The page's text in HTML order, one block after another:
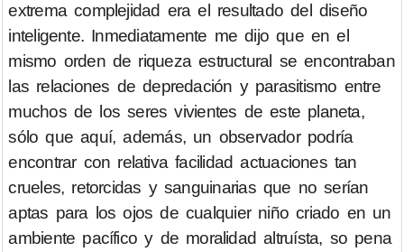
extrema complejidad era el resultado del diseño
inteligente. Inmediatamente me dijo que en el
mismo orden de riqueza estructural se encontraban
las relaciones de depredación y parasitismo entre
muchos de los seres vivientes de este planeta,
sólo que aquí, además, un observador podría
encontrar con relativa facilidad actuaciones tan
crueles, retorcidas y sanguinarias que no serían
aptas para los ojos de cualquier niño criado en un
ambiente pacífico y de moralidad altruísta, so pena